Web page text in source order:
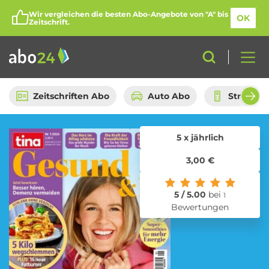
Wir vergleichen die besten Abo-Angebote von "A" bis
Zeitschrift.
OK
Zeitschriften Abo Auto Abo
Abo-Kategorien
Amazon Spar-Abo Auto Abo
Beauty Box Abo
5 x jährlich
3,00 €
5 / 5.00 bei 1
Bewertungen